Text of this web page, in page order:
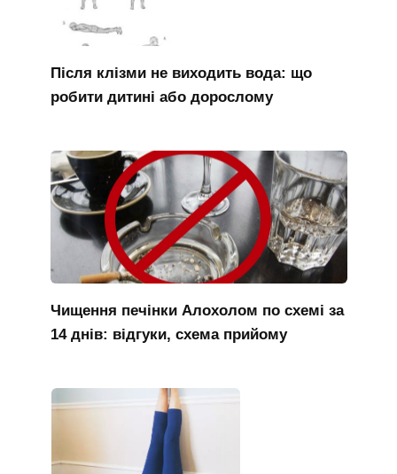
Після клізми не виходить вода: що
робити дитині або дорослому
Чищення печінки Алохолом по схемі за
14 днів: відгуки, схема прийому